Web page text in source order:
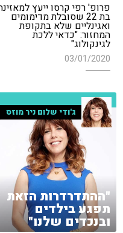
פרופ' רפי קרסו ייעץ
בת 22 שסובלת מדימומים
ואגינליים שלא בתקופת
המחזור: "כדאי ללכת
לגינקולוג"
03/01/2020
ג'ודי שלום ניר מוזס
"ההתדרדרות הזאת
תפגע בילדים
ובנכדים שלנו"